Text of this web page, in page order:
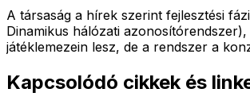
A társaság a hírek szerint fejlesztési
Dinamikus hálózati
játéklemezein lesz, de a rendszer a
Kapcsolódó cikkek és